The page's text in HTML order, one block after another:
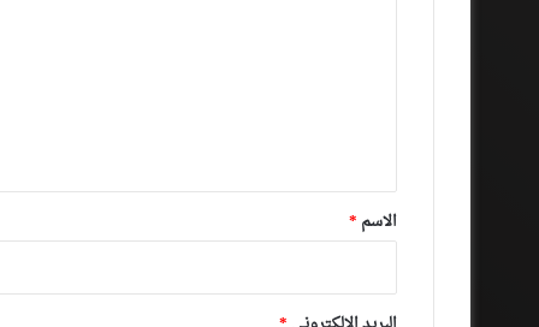
*
الاسم *